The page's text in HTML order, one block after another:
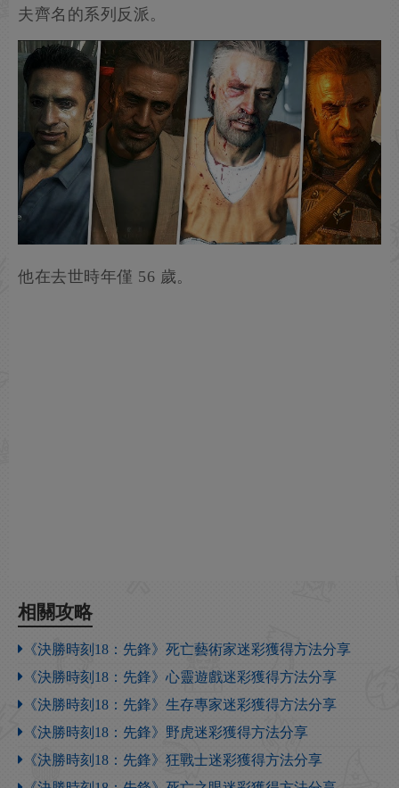
夫齊名的系列反派。
他在去世時年僅 56 歲。
相關攻略
《決勝時刻18：先鋒》死亡藝術家迷彩獲得方法分享
《決勝時刻18：先鋒》心靈遊戲迷彩獲得方法分享
《決勝時刻18：先鋒》生存專家迷彩獲得方法分享
《決勝時刻18：先鋒》野虎迷彩獲得方法分享
《決勝時刻18：先鋒》狂戰士迷彩獲得方法分享